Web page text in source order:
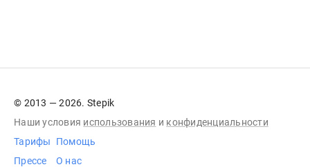
© 2013 — 2026. Stepik
Наши условия использования и конфиденциальности
Тарифы
Прессе
Помощь
О нас